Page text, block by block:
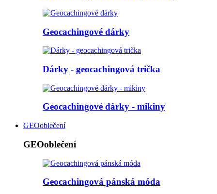
Geocachingové dárky
Dárky - geocachingová trička
Geocachingové dárky - mikiny
GEOoblečení
GEOoblečení
Geocachingová pánská móda